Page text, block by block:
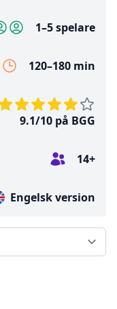
1–5 spelare
120–180 min
9.1/10 på BGG
14+
Engelsk version